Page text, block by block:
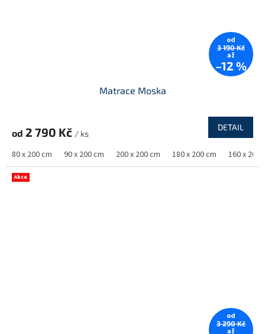
od
3 190 Kč
až
–12 %
Matrace Moska
od 2 790 Kč / ks
DETAIL
80 x 200 cm 90 x 200 cm 200 x 200 cm 180 x 200 cm 160 x 200
Akce
od
3 290 Kč
až